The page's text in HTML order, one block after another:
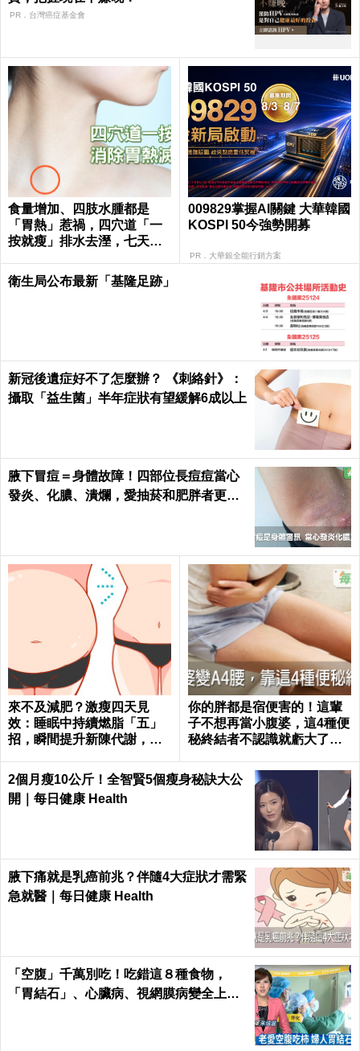
PR．台灣癌症基金會
食量增加、四肢水腫都是
「胃熱」惹禍，四穴道「一
按就瘦」排水去溼，七天瘦
h
009829掌握AI關鍵 大華韓國
KOSPI 50今強勢開募
PR．大華銀全能行銷方案
衛生局公布最新「基隆足跡」
新冠後遺症好不了怎麼辦？ 《刺絡針》：
攝取「益生菌」半年症狀有望緩解6成以上
腋下冒痘＝身體故障！四部位長痘痘當心
發炎、化膿、潰爛，愛抽菸和肥胖者更要
來不及減肥？激瘦四天見
效：睡眠中持續燃脂「五」
招，瞬間提升新陳代謝，輕
你的胖都是宿便害的！這輩
子不想再當小腹婆，這4種便
秘終結者不認識就虧大了｜
2個月瘦10公斤！全智賢5個瘦身秘訣大公
開｜每日健康 Health
腋下痛就是乳癌前兆？伴隨4大症狀才需緊
急就醫｜每日健康 Health
「空腹」千萬別吃！吃錯這８種食物，
「胃結石」、心臟病、視網膜病變全上身